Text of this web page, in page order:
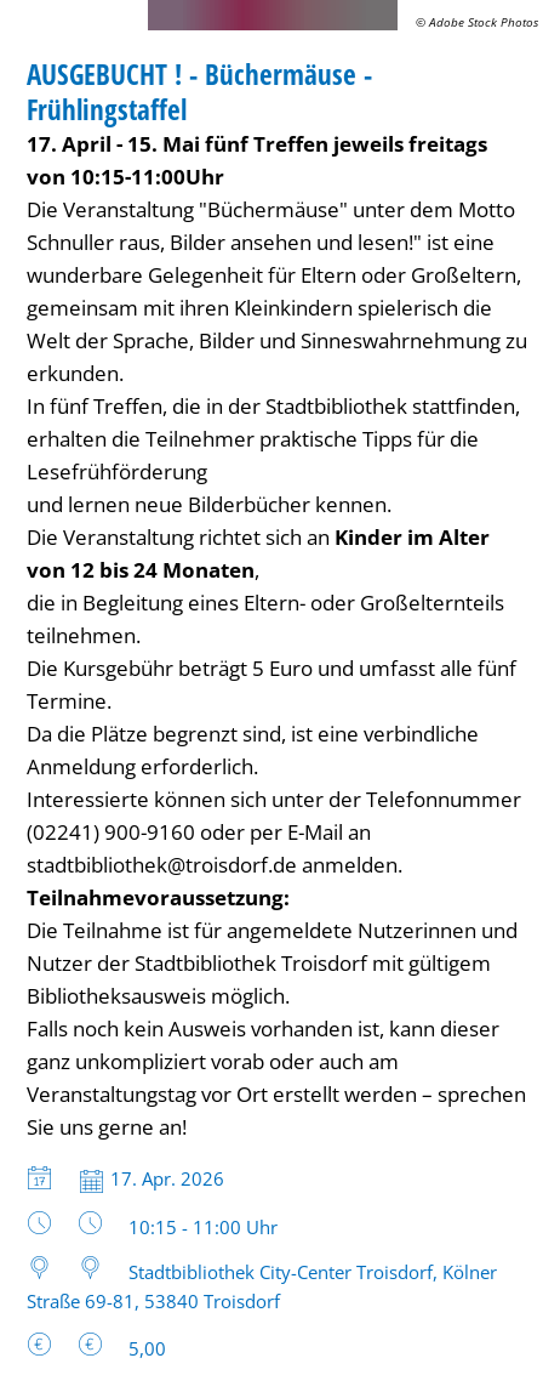
© Adobe Stock Photos
KATEGORIE: BIBLIOTHEK
AUSGEBUCHT ! - Büchermäuse -
Frühlingstaffel
17. April - 15. Mai fünf Treffen jeweils freitags
von 10:15-11:00Uhr
Die Veranstaltung "Büchermäuse" unter dem Motto
Schnuller raus, Bilder ansehen und lesen!" ist eine
wunderbare Gelegenheit für Eltern oder Großeltern,
gemeinsam mit ihren Kleinkindern spielerisch die
Welt der Sprache, Bilder und Sinneswahrnehmung zu
erkunden.
In fünf Treffen, die in der Stadtbibliothek stattfinden,
erhalten die Teilnehmer praktische Tipps für die
Lesefrühförderung
und lernen neue Bilderbücher kennen.
Die Veranstaltung richtet sich an Kinder im Alter
von 12 bis 24 Monaten,
die in Begleitung eines Eltern- oder Großelternteils
teilnehmen.
Die Kursgebühr beträgt 5 Euro und umfasst alle fünf
Termine.
Da die Plätze begrenzt sind, ist eine verbindliche
Anmeldung erforderlich.
Interessierte können sich unter der Telefonnummer
(02241) 900-9160 oder per E-Mail an
stadtbibliothek@troisdorf.de anmelden.
Teilnahmevoraussetzung:
Die Teilnahme ist für angemeldete Nutzerinnen und
Nutzer der Stadtbibliothek Troisdorf mit gültigem
Bibliotheksausweis möglich.
Falls noch kein Ausweis vorhanden ist, kann dieser
ganz unkompliziert vorab oder auch am
Veranstaltungstag vor Ort erstellt werden – sprechen
Sie uns gerne an!
Datum:
17. Apr. 2026
Uhrzeit:
10:15 - 11:00 Uhr
Stadtbibliothek City-Center Troisdorf, Kölner
Straße 69-81, 53840 Troisdorf
5,00